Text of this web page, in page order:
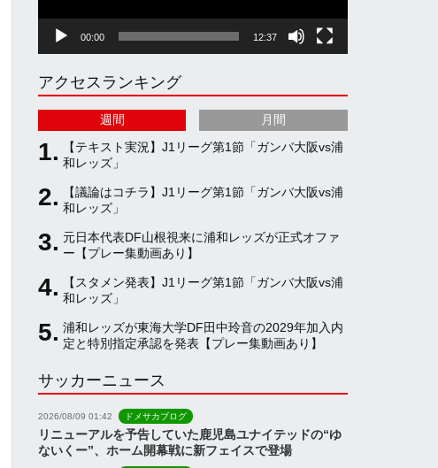
g
r
a
m
k b
e
C
h
00:00 12:37
アクセスランキング
週間 月間
【テキスト実況】J1リーグ第1節「ガンバ大阪vs浦
和レッズ」
【議論はコチラ】J1リーグ第1節「ガンバ大阪vs浦
和レッズ」
元日本代表DF山根視来に浦和レッズが正式オファ
ー【プレー集動画あり】
【スタメン発表】J1リーグ第1節「ガンバ大阪vs浦
和レッズ」
浦和レッズが東海大学DF田中玲音の2029年加入内
定と特別指定承認を発表【プレー集動画あり】
サッカーニュース
2026/08/09 01:42 ドメサカブログ
リニューアルを予告していた鹿児島ユナイテッドの“ゆ
ないくー”、ホーム開幕戦に新フェイスで登場